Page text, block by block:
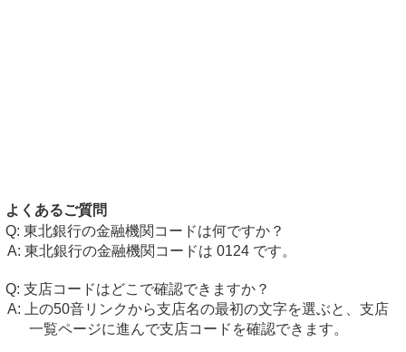
よくあるご質問
東北銀行の金融機関コードは何ですか？
東北銀行の金融機関コードは 0124 です。
支店コードはどこで確認できますか？
上の50音リンクから支店名の最初の文字を選ぶと、支店
一覧ページに進んで支店コードを確認できます。